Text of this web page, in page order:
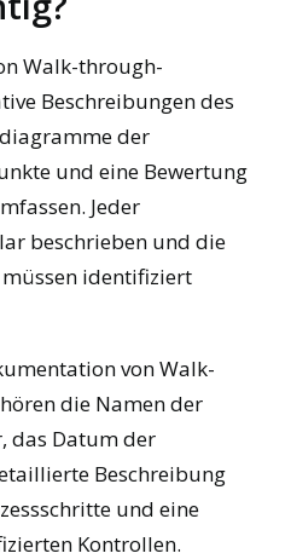
Walk-through-
Beschreibungen des
der
und eine Bewertung
Jeder
beschrieben und die
identifiziert
von Walk-
die Namen der
das Datum der
Beschreibung
und eine
Kontrollen.